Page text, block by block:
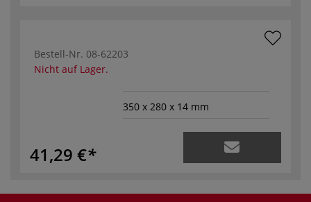
Bestell-Nr. 08-62203
Nicht auf Lager.
350 x 280 x 14 mm
41,29 €